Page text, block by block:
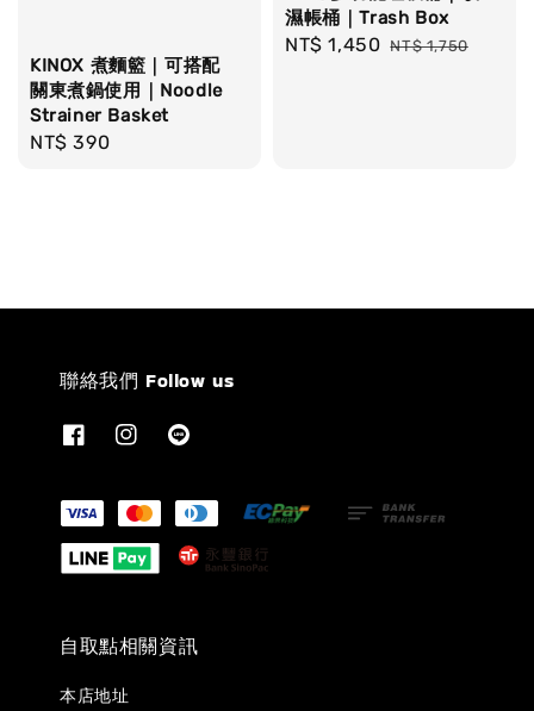
KINOX 煮麵籃｜可搭配
關東煮鍋使用｜Noodle
Strainer Basket
Regular
NT$ 390
濕帳桶｜Trash Box
Sale
NT$ 1,450 Regular
NT$ 1,750
聯絡我們 Follow us
自取點相關資訊
本店地址